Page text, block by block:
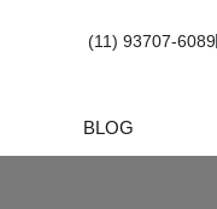
(11) 93707-6089
BLOG